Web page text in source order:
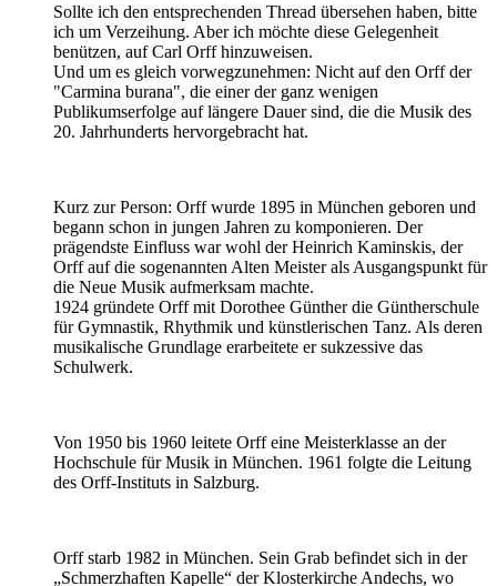
Sollte ich den entsprechenden Thread übersehen haben, bitte
ich um Verzeihung. Aber ich möchte diese Gelegenheit
benützen, auf Carl Orff hinzuweisen.
Und um es gleich vorwegzunehmen: Nicht auf den Orff der
"Carmina burana", die einer der ganz wenigen
Publikumserfolge auf längere Dauer sind, die die Musik des
20. Jahrhunderts hervorgebracht hat.
Kurz zur Person: Orff wurde 1895 in München geboren und
begann schon in jungen Jahren zu komponieren. Der
prägendste Einfluss war wohl der Heinrich Kaminskis, der
Orff auf die sogenannten Alten Meister als Ausgangspunkt für
die Neue Musik aufmerksam machte.
1924 gründete Orff mit Dorothee Günther die Güntherschule
für Gymnastik, Rhythmik und künstlerischen Tanz. Als deren
musikalische Grundlage erarbeitete er sukzessive das
Schulwerk.
Von 1950 bis 1960 leitete Orff eine Meisterklasse an der
Hochschule für Musik in München. 1961 folgte die Leitung
des Orff-Instituts in Salzburg.
Orff starb 1982 in München. Sein Grab befindet sich in der
„Schmerzhaften Kapelle“ der Klosterkirche Andechs, wo